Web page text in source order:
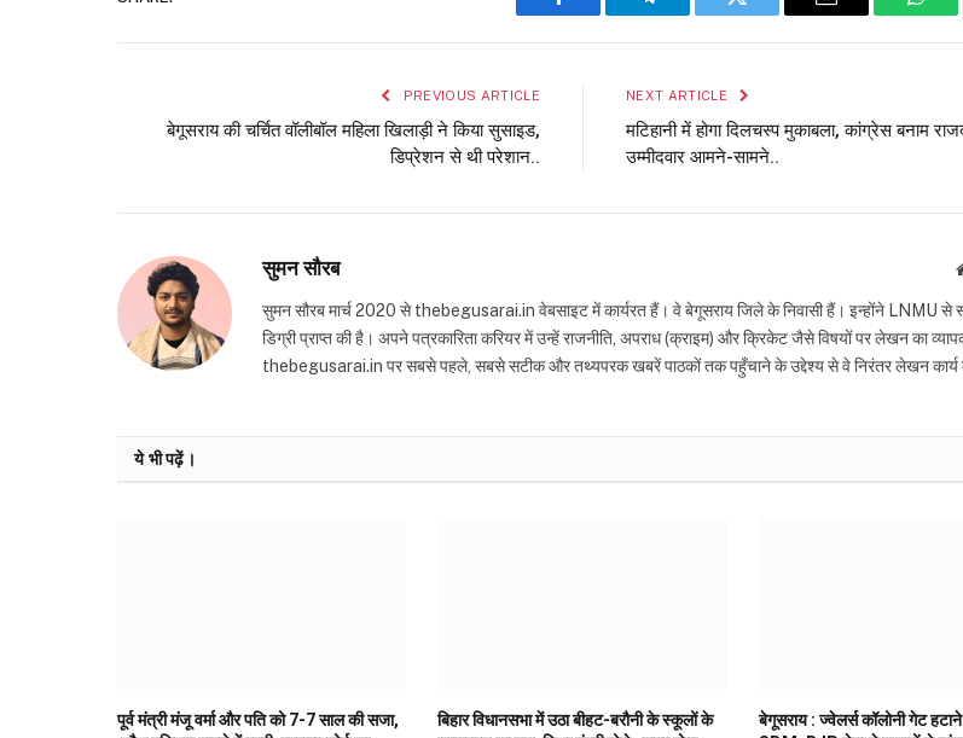
Facebook Telegram Twitter Email
PREVIOUS ARTICLE
बेगूसराय की चर्चित वॉलीबॉल महिला खिलाड़ी ने किया सुसाइड,
डिप्रेशन से थी परेशान..
NEXT ARTICLE
मटिहानी में होगा दिलचस्प मुकाबला, कांग्रेस बनाम
उम्मीदवार आमने-सामने..
सुमन सौरब
सुमन सौरब मार्च 2020 से thebegusarai.in वेबसाइट में कार्यरत हैं। वे बेगूसराय जिले के निवासी हैं। इन्होंने LNMU से
डिग्री प्राप्त की है। अपने पत्रकारिता करियर में उन्हें राजनीति, अपराध (क्राइम) और क्रिकेट जैसे विषयों पर लेखन का
thebegusarai.in पर सबसे पहले, सबसे सटीक और तथ्यपरक खबरें पाठकों तक पहुँचाने के उद्देश्य से वे निरंतर लेखन कार्य
ये भी पढ़ें।
पूर्व मंत्री मंजू वर्मा और पति को 7-7 साल की सजा,
बिहार विधानसभा में उठा बीहट-बरौनी के स्कूलों के
बेगूसराय : ज्वेलर्स कॉलोनी गेट हटाने